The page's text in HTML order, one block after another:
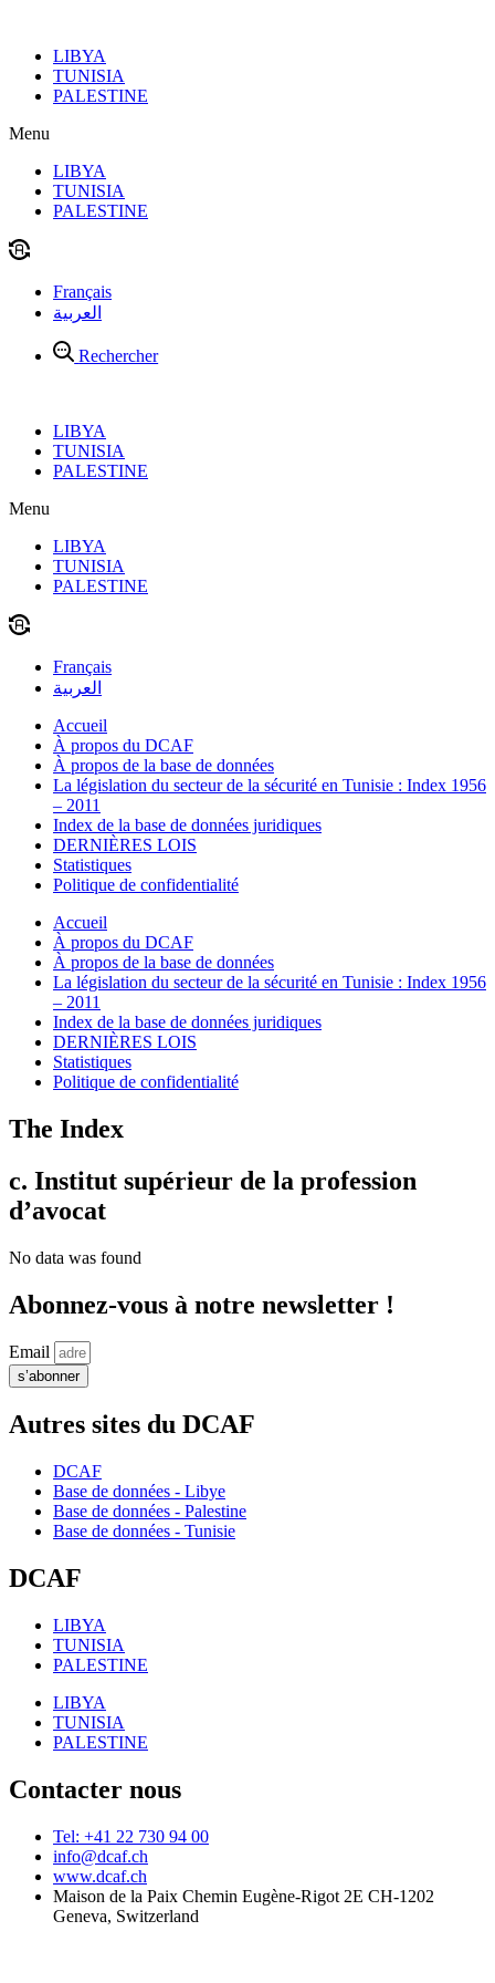
contenuLIBYA
TUNISIA
PALESTINE
Menu
LIBYA
TUNISIA
PALESTINE
Français
العربية
Rechercher
LIBYA
TUNISIA
PALESTINE
Menu
LIBYA
TUNISIA
PALESTINE
Français
العربية
Accueil
À propos du DCAF
À propos de la base de données
La législation du secteur de la sécurité en Tunisie : Index 1956
– 2011
Index de la base de données juridiques
DERNIÈRES LOIS
Statistiques
Politique de confidentialité
Accueil
À propos du DCAF
À propos de la base de données
La législation du secteur de la sécurité en Tunisie : Index 1956
– 2011
Index de la base de données juridiques
DERNIÈRES LOIS
Statistiques
Politique de confidentialité
The Index
c. Institut supérieur de la profession
d’avocat
No data was found
Abonnez-vous à notre newsletter !
Email
s’abonner
Autres sites du DCAF
DCAF
Base de données - Libye
Base de données - Palestine
Base de données - Tunisie
DCAF
LIBYA
TUNISIA
PALESTINE
LIBYA
TUNISIA
PALESTINE
Contacter nous
Tel: +41 22 730 94 00
info@dcaf.ch
www.dcaf.ch
Maison de la Paix Chemin Eugène-Rigot 2E CH-1202
Geneva, Switzerland